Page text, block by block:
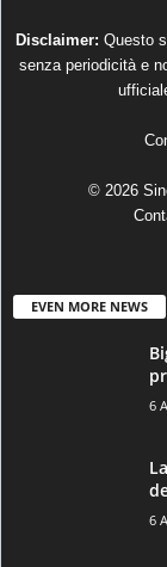
Disclaimer: Questo
senza periodicità e
© 2026
EVEN MORE NEWS
6
6